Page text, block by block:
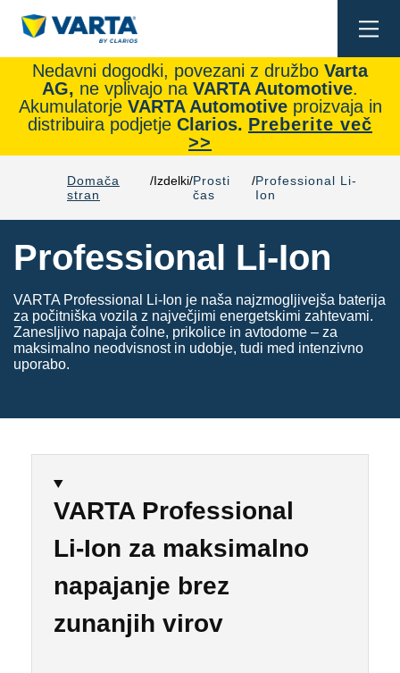
Nedavni dogodki, povezani z družbo Varta
AG, ne vplivajo na VARTA Automotive.
Akumulatorje VARTA Automotiveproizvaja in
distribuira podjetje Clarios. Preberite več
>>
Domača
stran
Izdelki Prosti
čas
Professional Li-
Ion
Professional Li-Ion
VARTA Professional Li-Ion je naša najzmogljivejša baterija
za počitniška vozila z največjimi energetskimi zahtevami.
Zanesljivo napaja čolne, prikolice in avtodome – za
maksimalno neodvisnost in udobje, tudi med intenzivno
uporabo.
VARTA Professional
Li-Ion za maksimalno
napajanje brez
zunanjih virov